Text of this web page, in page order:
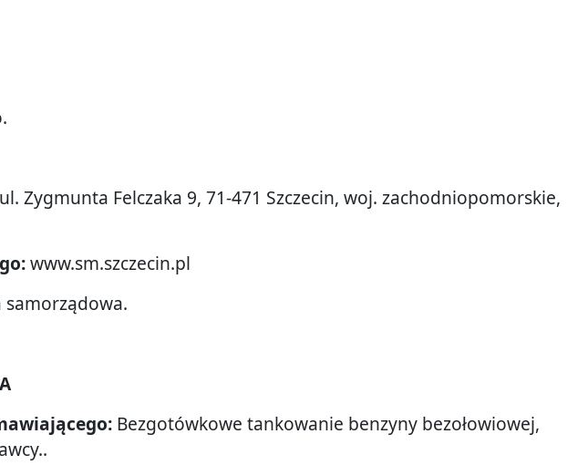
Zygmunta Felczaka 9, 71-471 Szczecin, woj. zachodniopomorskie,
www.sm.szczecin.pl
Bezgotówkowe tankowanie benzyny bezołowiowej,